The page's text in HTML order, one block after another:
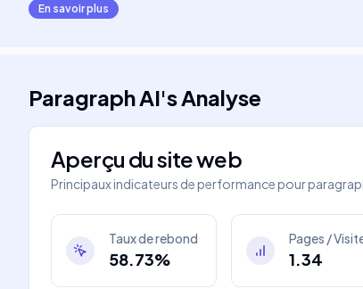
En savoir plus
Paragraph AI'sAnalyse
Aperçu du site web
Principaux indicateurs de performance pour
Taux de rebond
58.73%
Pages /
1.34